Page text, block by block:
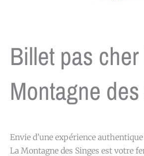
Billet pas
Montagne
Envie d’une expérience
La Montagne des Singes est votre